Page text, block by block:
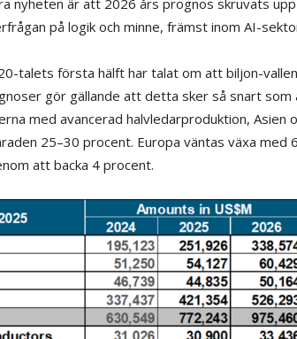
på logik och minne, främst inom AI-
talets första hälft har talat om att biljon-
gör gällande att detta sker så snart
med avancerad halvledarproduktion, Asien
25–30 procent. Europa väntas växa med
att backa 4 procent.